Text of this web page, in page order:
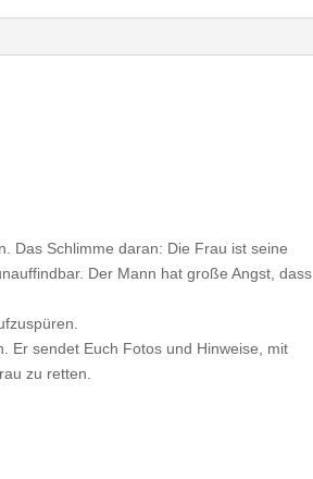
Das Schlimme daran: Die Frau ist seine
Der Mann hat große Angst, dass
Er sendet Euch Fotos und Hinweise, mit
zu retten.